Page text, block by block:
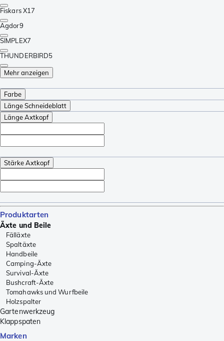
Fiskars X17
Agdor9
SIMPLEX7
THUNDERBIRD5
Mehr anzeigen
Farbe
Länge Schneideblatt
Länge Axtkopf
Stärke Axtkopf
Produktarten
Äxte und Beile
Fälläxte
Spaltäxte
Handbeile
Camping-Äxte
Survival-Äxte
Bushcraft-Äxte
Tomahawks und Wurfbeile
Holzspalter
Gartenwerkzeug
Klappspaten
Marken